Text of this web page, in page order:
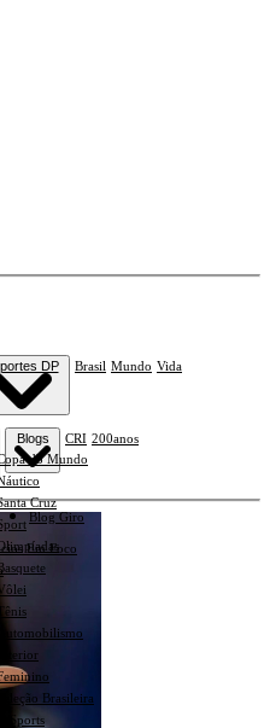
DP
do Mundo
Cruz
Vôlei
Tênis
Automobilismo
Interior
Seleção Brasileira
E-Sports
Brasil Mundo Vida
Em Foco
Blogs
Blog Giro
CRI 200anos